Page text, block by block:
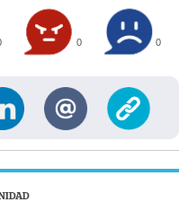
0 0